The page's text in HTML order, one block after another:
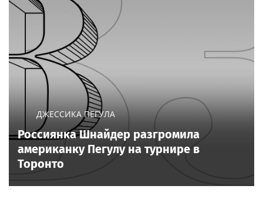
ДЖЕССИКА ПЕГУЛА
Россиянка Шнайдер разгромила
американку Пегулу на турнире в
Торонто